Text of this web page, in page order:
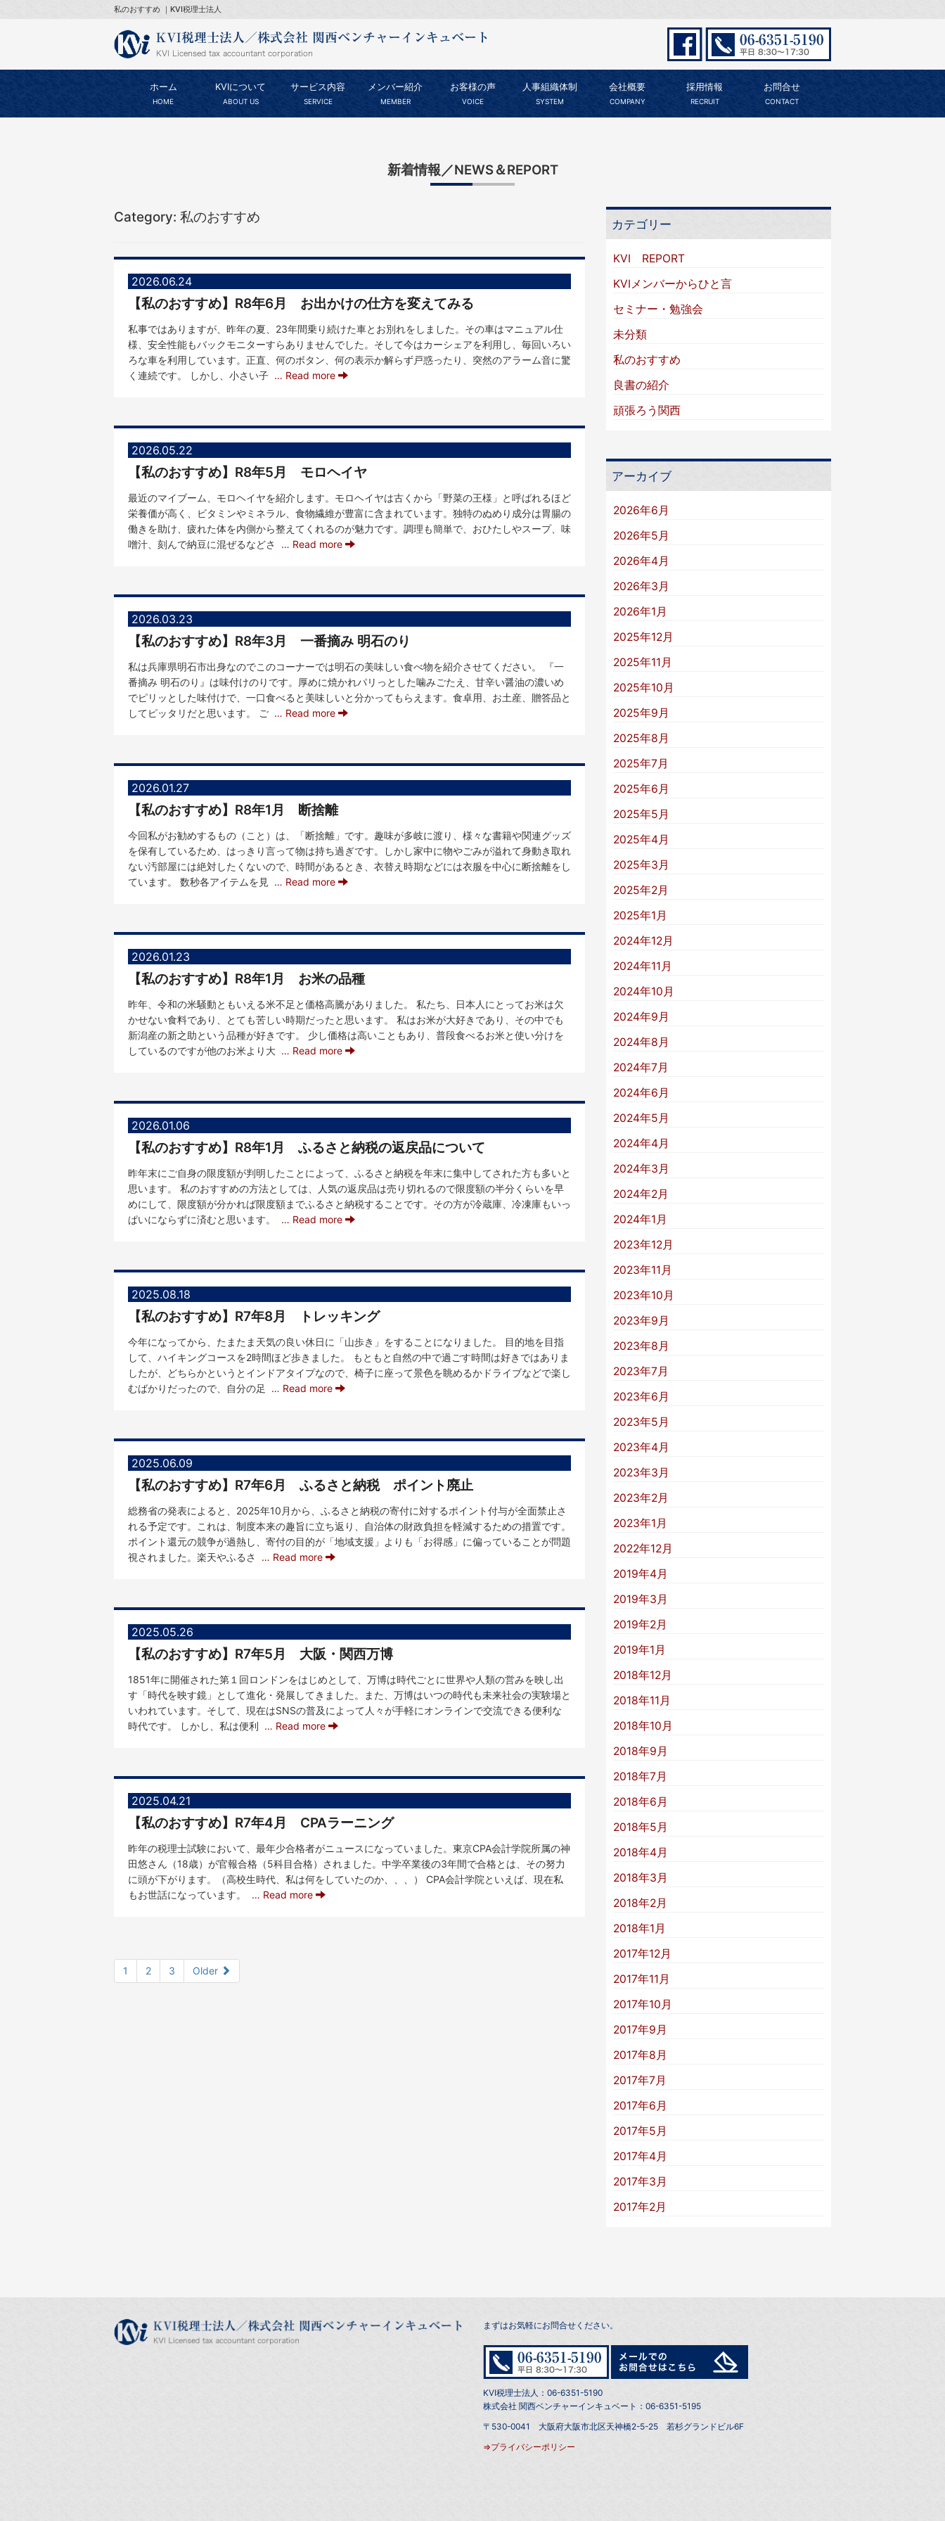
私のおすすめ ｜KVI税理士法人
ホーム
HOME
KVIについて
ABOUT US
サービス内容
SERVICE
メンバー紹介
MEMBER
お客様の声
VOICE
人事組織体制
SYSTEM
会社概要
COMPANY
採用情報
RECRUIT
お問合せ
CONTACT
新着情報／NEWS＆REPORT
Category: 私のおすすめ
2026.06.24
【私のおすすめ】R8年6月 お出かけの仕方を変えてみる
私事ではありますが、昨年の夏、23年間乗り続けた車とお別れをしました。その車はマニュアル仕
様、安全性能もバックモニターすらありませんでした。そして今はカーシェアを利用し、毎回いろい
ろな車を利用しています。正直、何のボタン、何の表示か解らず戸惑ったり、突然のアラーム音に驚
く連続です。 しかし、小さい子 … Read more
2026.05.22
【私のおすすめ】R8年5月 モロヘイヤ
最近のマイブーム、モロヘイヤを紹介します。モロヘイヤは古くから「野菜の王様」と呼ばれるほど
栄養価が高く、ビタミンやミネラル、食物繊維が豊富に含まれています。独特のぬめり成分は胃腸の
働きを助け、疲れた体を内側から整えてくれるのが魅力です。調理も簡単で、おひたしやスープ、味
噌汁、刻んで納豆に混ぜるなどさ … Read more
2026.03.23
【私のおすすめ】R8年3月 一番摘み 明石のり
私は兵庫県明石市出身なのでこのコーナーでは明石の美味しい食べ物を紹介させてください。 『一
番摘み 明石のり』は味付けのりです。厚めに焼かれパリっとした噛みごたえ、甘辛い醤油の濃いめ
でピリッとした味付けで、一口食べると美味しいと分かってもらえます。食卓用、お土産、贈答品と
してピッタリだと思います。 ご … Read more
2026.01.27
【私のおすすめ】R8年1月 断捨離
今回私がお勧めするもの（こと）は、「断捨離」です。趣味が多岐に渡り、様々な書籍や関連グッズ
を保有しているため、はっきり言って物は持ち過ぎです。しかし家中に物やごみが溢れて身動き取れ
ない汚部屋には絶対したくないので、時間があるとき、衣替え時期などには衣服を中心に断捨離をし
ています。 数秒各アイテムを見 … Read more
2026.01.23
【私のおすすめ】R8年1月 お米の品種
昨年、令和の米騒動ともいえる米不足と価格高騰がありました。 私たち、日本人にとってお米は欠
かせない食料であり、とても苦しい時期だったと思います。 私はお米が大好きであり、その中でも
新潟産の新之助という品種が好きです。 少し価格は高いこともあり、普段食べるお米と使い分けを
しているのですが他のお米より大 … Read more
2026.01.06
【私のおすすめ】R8年1月 ふるさと納税の返戻品について
昨年末にご自身の限度額が判明したことによって、ふるさと納税を年末に集中してされた方も多いと
思います。 私のおすすめの方法としては、人気の返戻品は売り切れるので限度額の半分くらいを早
めにして、限度額が分かれば限度額までふるさと納税することです。その方が冷蔵庫、冷凍庫もいっ
ぱいにならずに済むと思います。 … Read more
2025.08.18
【私のおすすめ】R7年8月 トレッキング
今年になってから、たまたま天気の良い休日に「山歩き」をすることになりました。 目的地を目指
して、ハイキングコースを2時間ほど歩きました。 もともと自然の中で過ごす時間は好きではありま
したが、どちらかというとインドアタイプなので、椅子に座って景色を眺めるかドライブなどで楽し
むばかりだったので、自分の足 … Read more
2025.06.09
【私のおすすめ】R7年6月 ふるさと納税 ポイント廃止
総務省の発表によると、2025年10月から、ふるさと納税の寄付に対するポイント付与が全面禁止さ
れる予定です。これは、制度本来の趣旨に立ち返り、自治体の財政負担を軽減するための措置です。
ポイント還元の競争が過熱し、寄付の目的が「地域支援」よりも「お得感」に偏っていることが問題
視されました。楽天やふるさ … Read more
2025.05.26
【私のおすすめ】R7年5月 大阪・関西万博
1851年に開催された第１回ロンドンをはじめとして、万博は時代ごとに世界や人類の営みを映し出
す「時代を映す鏡」として進化・発展してきました。また、万博はいつの時代も未来社会の実験場と
いわれています。そして、現在はSNSの普及によって人々が手軽にオンラインで交流できる便利な
時代です。 しかし、私は便利 … Read more
2025.04.21
【私のおすすめ】R7年4月 CPAラーニング
昨年の税理士試験において、最年少合格者がニュースになっていました。東京CPA会計学院所属の神
田悠さん（18歳）が官報合格（5科目合格）されました。中学卒業後の3年間で合格とは、その努力
に頭が下がります。（高校生時代、私は何をしていたのか、、、） CPA会計学院といえば、現在私
もお世話になっています。 … Read more
1 2 3 Older
カテゴリー
KVI REPORT
KVIメンバーからひと言
セミナー・勉強会
未分類
私のおすすめ
良書の紹介
頑張ろう関西
アーカイブ
2026年6月
2026年5月
2026年4月
2026年3月
2026年1月
2025年12月
2025年11月
2025年10月
2025年9月
2025年8月
2025年7月
2025年6月
2025年5月
2025年4月
2025年3月
2025年2月
2025年1月
2024年12月
2024年11月
2024年10月
2024年9月
2024年8月
2024年7月
2024年6月
2024年5月
2024年4月
2024年3月
2024年2月
2024年1月
2023年12月
2023年11月
2023年10月
2023年9月
2023年8月
2023年7月
2023年6月
2023年5月
2023年4月
2023年3月
2023年2月
2023年1月
2022年12月
2019年4月
2019年3月
2019年2月
2019年1月
2018年12月
2018年11月
2018年10月
2018年9月
2018年7月
2018年6月
2018年5月
2018年4月
2018年3月
2018年2月
2018年1月
2017年12月
2017年11月
2017年10月
2017年9月
2017年8月
2017年7月
2017年6月
2017年5月
2017年4月
2017年3月
2017年2月
まずはお気軽にお問合せください。
KVI税理士法人：06-6351-5190
株式会社 関西ベンチャーインキュベート：06-6351-5195
〒530-0041 大阪府大阪市北区天神橋2-5-25 若杉グランドビル6F
⇒プライバシーポリシー